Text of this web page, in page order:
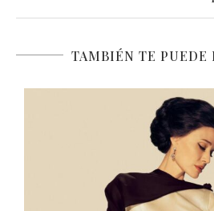
TAMBIÉN TE PUEDE